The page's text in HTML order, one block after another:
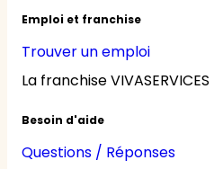
Emploi et franchise
Trouver un emploi
La franchise VIVASERVICES
Besoin d'aide
Questions / Réponses